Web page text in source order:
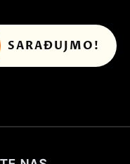
SARAĐUJMO!